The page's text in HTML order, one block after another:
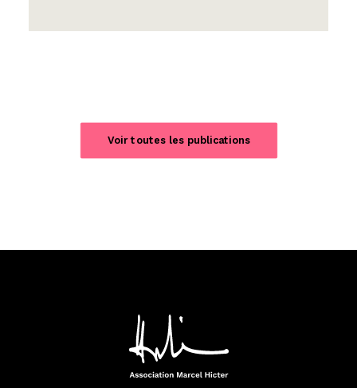
Voir toutes les publications